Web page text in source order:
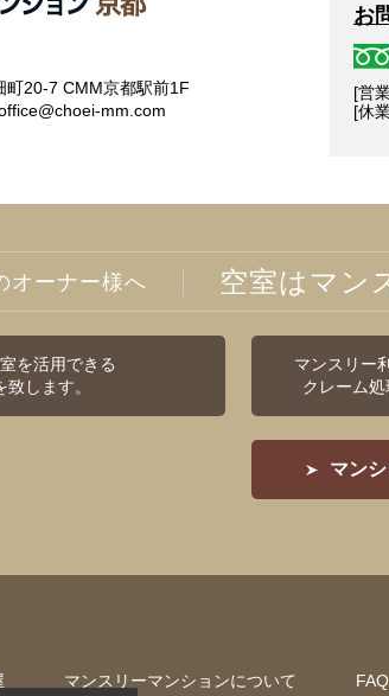
町20-7 CMM京都駅前1F
mm.com
お
[営
[休
オーナー様へ 空室はマン
を活用できる
致します。
マンスリー
クレーム処
マン
マンスリーマンションについて FAQ